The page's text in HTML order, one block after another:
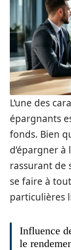
L’une des
épargnants
fonds. Bien
d’épargner
rassurant de
se faire à
particulières
Influence
le